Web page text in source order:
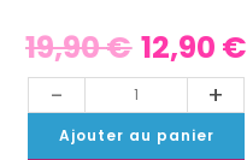
19,90€ 12,90 €
- +
Ajouter au panier